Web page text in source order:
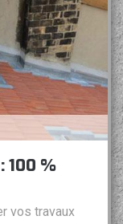
100 %
vos travaux